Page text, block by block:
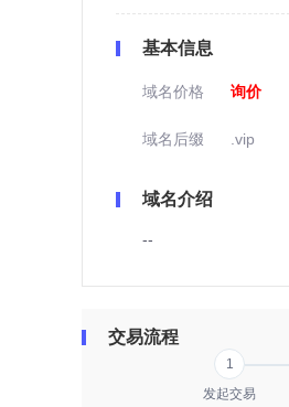
基本信息
域名价格 询价
域名后缀 .vip
域名介绍
--
交易流程
1
发起交易